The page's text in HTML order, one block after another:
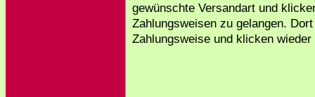
gewünschte Versandart und
Zahlungsweisen zu gelangen.
Zahlungsweise und klicken